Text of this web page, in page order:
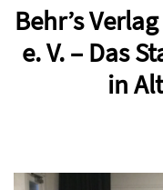
Behr’s
e. V. – Das
in